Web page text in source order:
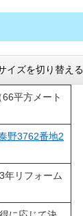
イズを切り替える
平方メート
野3762番地2
年リフォーム